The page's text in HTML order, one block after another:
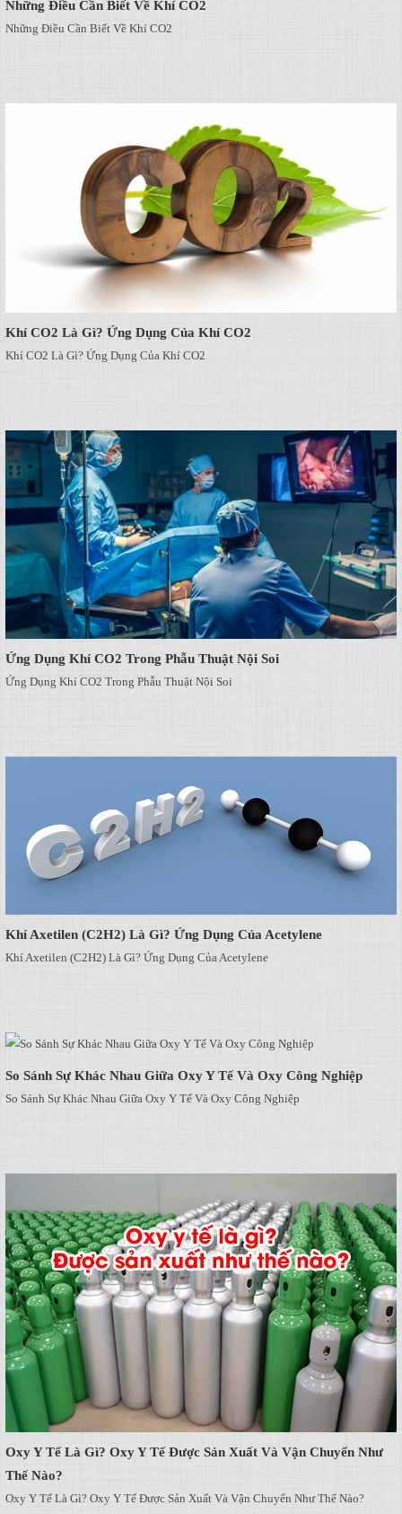
Những Điều Cần Biết Về Khí CO2
Những Điều Cần Biết Về Khí CO2
Khí CO2 Là Gì? Ứng Dụng Của Khí CO2
Khí CO2 Là Gì? Ứng Dụng Của Khí CO2
Ứng Dụng Khí CO2 Trong Phẫu Thuật Nội Soi
Ứng Dụng Khí CO2 Trong Phẫu Thuật Nội Soi
Khí Axetilen (C2H2) Là Gì? Ứng Dụng Của Acetylene
Khí Axetilen (C2H2) Là Gì? Ứng Dụng Của Acetylene
So Sánh Sự Khác Nhau Giữa Oxy Y Tế Và Oxy Công Nghiệp
So Sánh Sự Khác Nhau Giữa Oxy Y Tế Và Oxy Công Nghiệp
Oxy Y Tế Là Gì? Oxy Y Tế Được Sản Xuất Và Vận Chuyển Như
Thế Nào?
Oxy Y Tế Là Gì? Oxy Y Tế Được Sản Xuất Và Vận Chuyển Như Thế Nào?